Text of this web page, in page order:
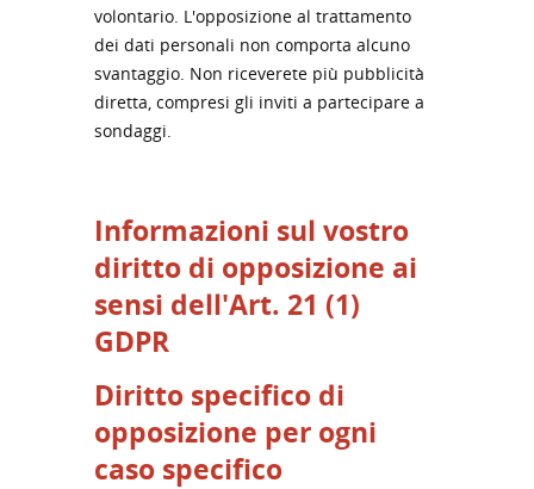
volontario. L'opposizione al trattamento
dei dati personali non comporta alcuno
svantaggio. Non riceverete più pubblicità
diretta, compresi gli inviti a partecipare a
sondaggi.
Informazioni sul vostro
diritto di opposizione ai
sensi dell'Art. 21 (1)
GDPR
Diritto specifico di
opposizione per ogni
caso specifico